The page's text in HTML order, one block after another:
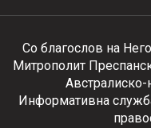
Со благослов на
Митрополит
Австралиско-
Информативна